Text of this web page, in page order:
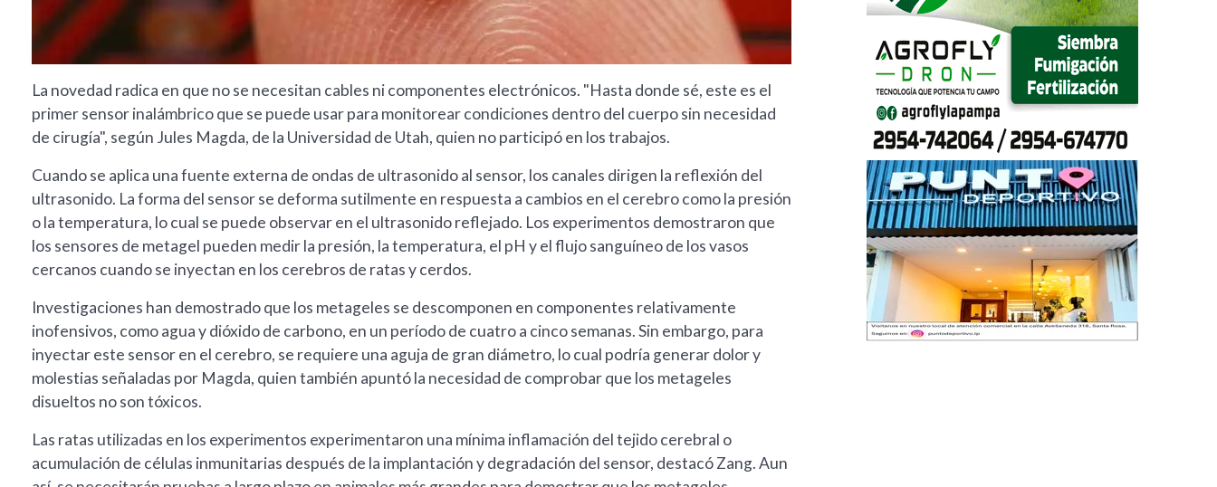
La novedad radica en que no se necesitan cables ni componentes electrónicos. "Hasta donde sé, este es el
primer sensor inalámbrico que se puede usar para monitorear condiciones dentro del cuerpo sin necesidad
de cirugía", según Jules Magda, de la Universidad de Utah, quien no participó en los trabajos.
Cuando se aplica una fuente externa de ondas de ultrasonido al sensor, los canales dirigen la reflexión del
ultrasonido. La forma del sensor se deforma sutilmente en respuesta a cambios en el cerebro como la presión
o la temperatura, lo cual se puede observar en el ultrasonido reflejado. Los experimentos demostraron que
los sensores de metagel pueden medir la presión, la temperatura, el pH y el flujo sanguíneo de los vasos
cercanos cuando se inyectan en los cerebros de ratas y cerdos.
Investigaciones han demostrado que los metageles se descomponen en componentes relativamente
inofensivos, como agua y dióxido de carbono, en un período de cuatro a cinco semanas. Sin embargo, para
inyectar este sensor en el cerebro, se requiere una aguja de gran diámetro, lo cual podría generar dolor y
molestias señaladas por Magda, quien también apuntó la necesidad de comprobar que los metageles
disueltos no son tóxicos.
Las ratas utilizadas en los experimentos experimentaron una mínima inflamación del tejido cerebral o
acumulación de células inmunitarias después de la implantación y degradación del sensor, destacó Zang. Aun